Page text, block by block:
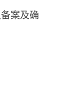
案及确